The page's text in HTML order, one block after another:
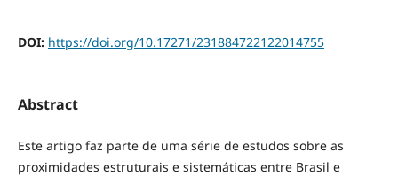
DOI: https://doi.org/10.17271/231884722122014755
Abstract
Este artigo faz parte de uma série de estudos sobre as
proximidades estruturais e sistemáticas entre Brasil e